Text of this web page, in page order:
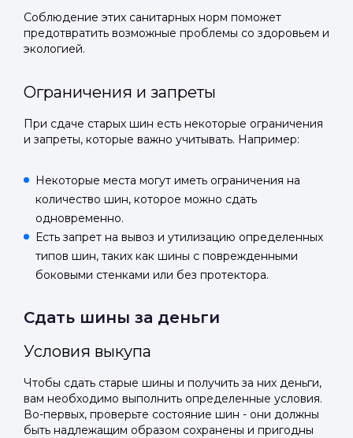
Соблюдение этих санитарных норм поможет
предотвратить возможные проблемы со здоровьем и
экологией.
Ограничения и запреты
При сдаче старых шин есть некоторые ограничения
и запреты, которые важно учитывать. Например:
Некоторые места могут иметь ограничения на
количество шин, которое можно сдать
одновременно.
Есть запрет на вывоз и утилизацию определенных
типов шин, таких как шины с поврежденными
боковыми стенками или без протектора.
Сдать шины за деньги
Условия выкупа
Чтобы сдать старые шины и получить за них деньги,
вам необходимо выполнить определенные условия.
Во-первых, проверьте состояние шин - они должны
быть надлежащим образом сохранены и пригодны